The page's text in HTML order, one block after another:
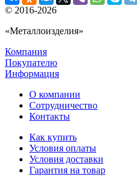
© 2016-2026
«Металлоизделия»
Компания
Покупателю
Информация
О компании
Сотрудничество
Контакты
Как купить
Условия оплаты
Условия доставки
Гарантия на товар